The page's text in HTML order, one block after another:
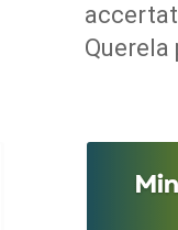
Querela